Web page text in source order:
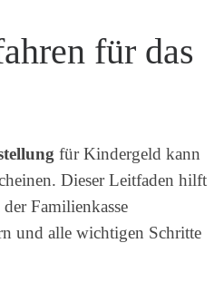
für das
für Kindergeld kann
Dieser Leitfaden hilft
Familienkasse
und alle wichtigen Schritte